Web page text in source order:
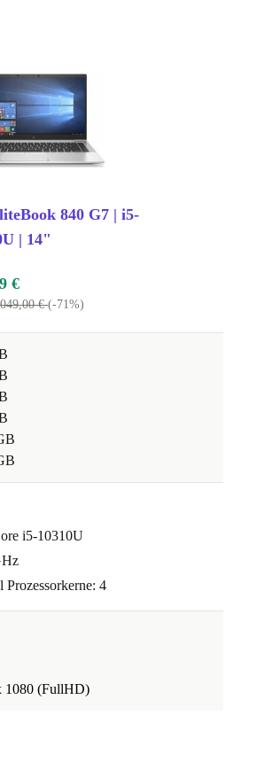
840 G7 | i5-
| 14"
€
€(-71%)
i5-10310U
Prozessorkerne: 4
1080 (FullHD)